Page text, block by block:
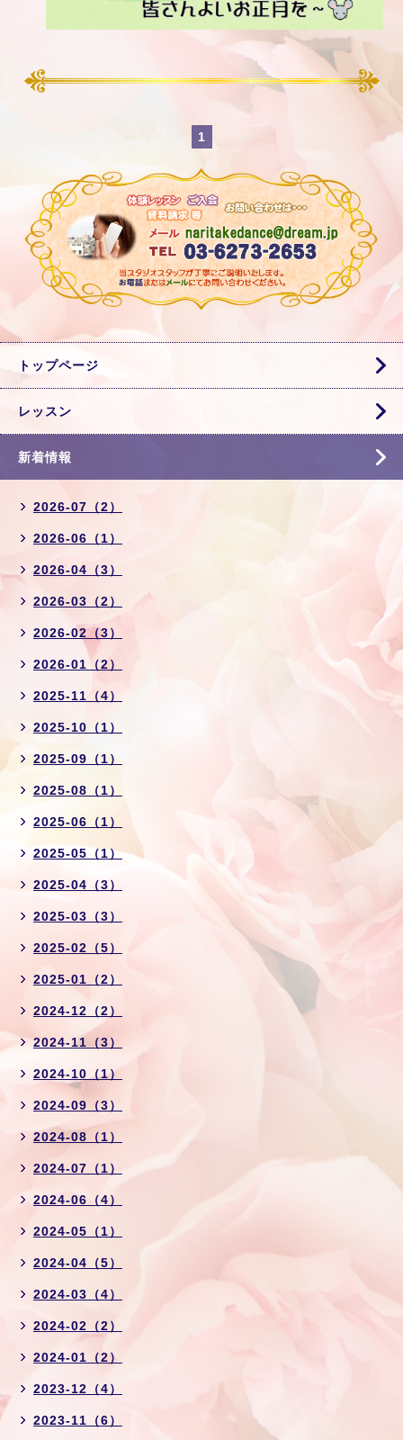
1
トップページ
レッスン
新着情報
2026-07（2）
2026-06（1）
2026-04（3）
2026-03（2）
2026-02（3）
2026-01（2）
2025-11（4）
2025-10（1）
2025-09（1）
2025-08（1）
2025-06（1）
2025-05（1）
2025-04（3）
2025-03（3）
2025-02（5）
2025-01（2）
2024-12（2）
2024-11（3）
2024-10（1）
2024-09（3）
2024-08（1）
2024-07（1）
2024-06（4）
2024-05（1）
2024-04（5）
2024-03（4）
2024-02（2）
2024-01（2）
2023-12（4）
2023-11（6）